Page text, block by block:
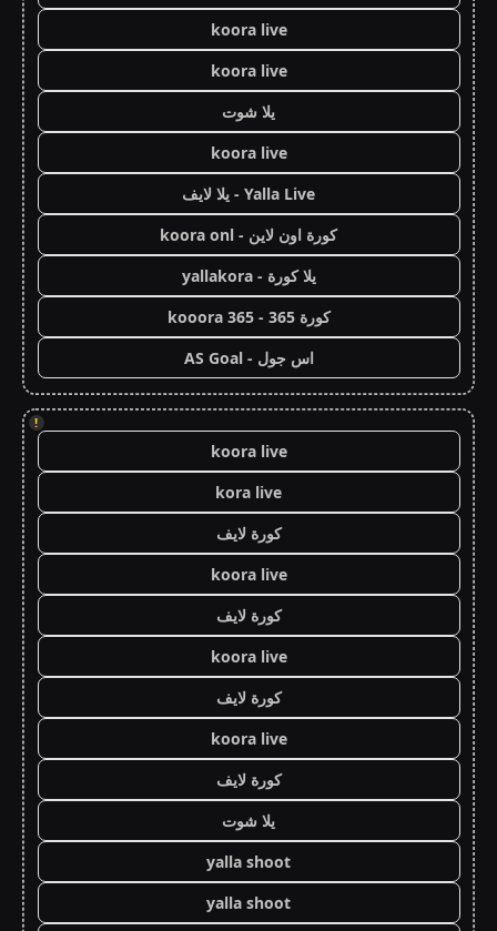
koora live
koora live
يلا شوت
koora live
Yalla Live - يلا لايف
كورة اون لاين - koora onl
يلا كورة - yallakora
كورة 365 - kooora 365
اس جول - AS Goal
!
koora live
kora live
كورة لايف
koora live
كورة لايف
koora live
كورة لايف
koora live
كورة لايف
يلا شوت
yalla shoot
yalla shoot